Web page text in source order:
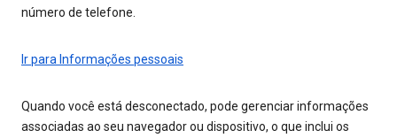
número de telefone.
Ir para Informações pessoais
Quando você está desconectado, pode gerenciar informações
associadas ao seu navegador ou dispositivo, o que inclui os